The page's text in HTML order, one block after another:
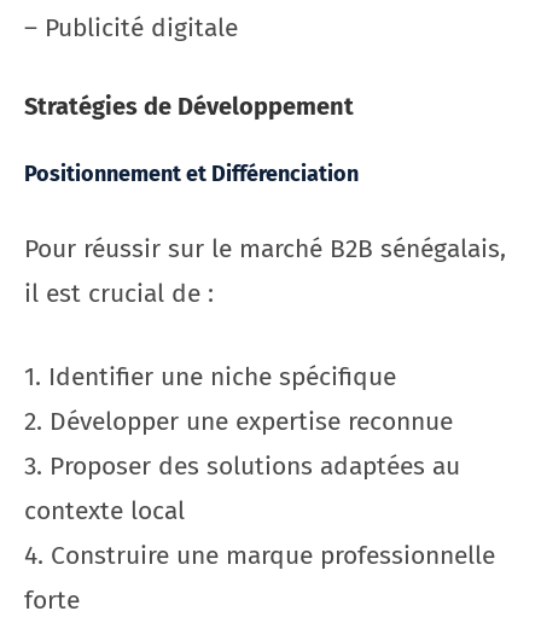
– Publicité digitale
Stratégies de Développement
Positionnement et Différenciation
Pour réussir sur le marché B2B sénégalais,
il est crucial de :
1. Identifier une niche spécifique
2. Développer une expertise reconnue
3. Proposer des solutions adaptées au
contexte local
4. Construire une marque professionnelle
forte